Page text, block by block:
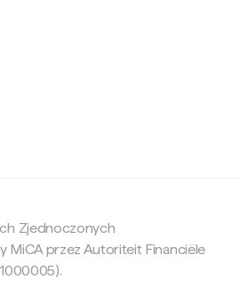
Zjednoczonych
MiCA przez Autoriteit Financiële